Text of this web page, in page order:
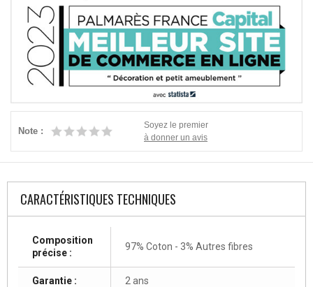
Note :
Soyez le premier
à donner un avis
CARACTÉRISTIQUES TECHNIQUES
Composition
précise :
97% Coton - 3% Autres fibres
Garantie : 2 ans